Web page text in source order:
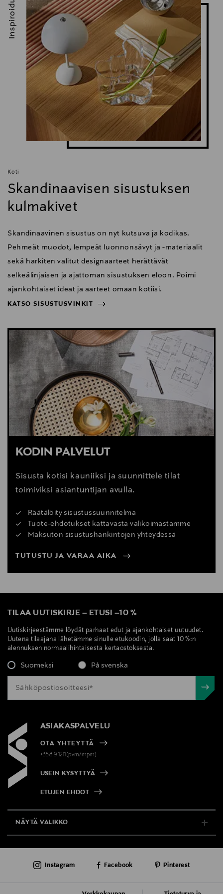
Digitaalinen osoite
info@lapuankankurit.fi
Avainsanat
tiskirätti, keittiö, Lapuan Kankurit
Koti
Skandinaavisen sisustuksen
kulmakivet
Skandinaavinen sisustus on nyt kutsuva ja kodikas.
Pehmeät muodot, lempeät luonnonsävyt ja -materiaalit
sekä harkiten valitut designaarteet herättävät
selkeälinjaisen ja ajattoman sisustuksen eloon. Poimi
ajankohtaiset ideat ja aarteet omaan kotiisi.
KATSO SISUSTUSVINKIT
Inspiroidu
KATSO SISUSTUSVINKIT
KODIN PALVELUT
Sisusta kotisi kauniiksi ja suunnittele tilat
toimiviksi asiantuntijan avulla.
Räätälöity sisustussuunnitelma
Tuote-ehdotukset kattavasta valikoimastamme
Maksuton sisustushankintojen yhteydessä
TUTUSTU JA VARAA AIKA
TILAA UUTISKIRJE – ETUSI –10 %
Uutiskirjeestämme löydät parhaat edut ja ajankohtaiset uutuudet.
Uutena tilaajana lähetämme sinulle etukoodin, jolla saat 10 %:n
alennuksen normaalihintaisesta kertaostoksesta.
Suomeksi På svenska
ASIAKASPALVELU
OTA YHTEYTTÄ
+358 9 1211(pvm/mpm)
USEIN KYSYTTYÄ
ETUJEN EHDOT
NÄYTÄ VALIKKO
AJANKOHTAISTA
Instagram Facebook Pinterest